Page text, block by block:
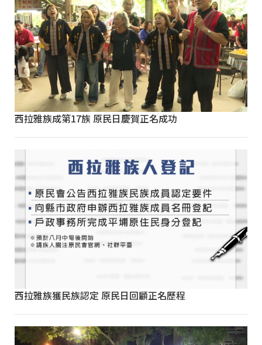
西拉雅族成第17族 原民日慶賀正名成功
西拉雅族獲民族認定 原民日回顧正名歷程